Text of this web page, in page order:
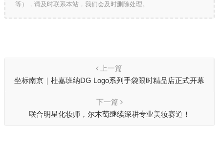
等），请及时联系本站，我们会及时删除处理。
上一篇
坐标南京｜杜嘉班纳DG Logo系列手袋限时精品店正式开幕
下一篇
联合明星化妆师，尔木萄继续深耕专业美妆赛道！